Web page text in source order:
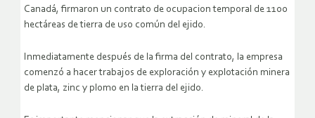
Canadá, firmaron un contrato de ocupacion temporal de 1100
hectáreas de tierra de uso común del ejido.
Inmediatamente después de la firma del contrato, la empresa
comenzó a hacer trabajos de exploración y explotación minera
de plata, zinc y plomo en la tierra del ejido.